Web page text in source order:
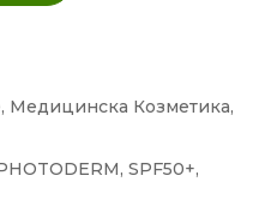
, Медицинска Козметика,
, SPF50+,